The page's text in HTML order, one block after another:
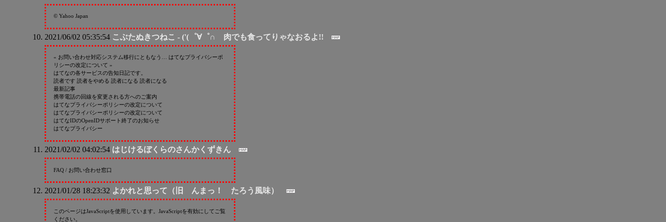
© Yahoo Japan
2021/06/02 05:35:54 こぶたぬきつねこ - ('(゜∀゜∩ 肉でも食ってりゃなおるよ!!
« お問い合わせ対応システム移行にともなう… はてなプライバシーポ
リシーの改定について »
はてなの各サービスの告知日記です。
読者です 読者をやめる 読者になる 読者になる
最新記事
携帯電話の回線を変更される方へのご案内
はてなプライバシーポリシーの改定について
はてなプライバシーポリシーの改定について
はてなIDのOpenIDサポート終了のお知らせ
はてなプライバシー
2021/02/02 04:02:54 はじけるぼくらのさんかくずきん
FAQ / お問い合わせ窓口
2021/01/28 18:23:32 よかれと思って（旧 んまっ！ たろう風味）
このページはJavaScriptを使用しています。JavaScriptを有効にしてご覧
ください。